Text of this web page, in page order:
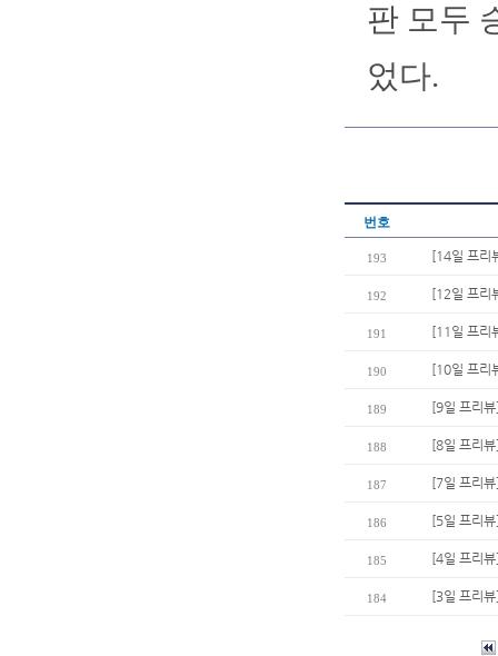
판 모두
었다.
번호
193 [14일 프리
192 [12일 프리
191 [11일 프리
190 [10일 프리
189 [9일 프리
188 [8일 프리
187 [7일 프리
186 [5일 프리
185 [4일 프리
184 [3일 프리